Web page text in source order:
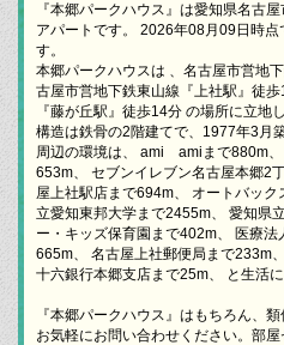
『本郷パークハウス』は愛知県名古
アパートです。 2026年08月09日時
す。
本郷パークハウスは 、名古屋市営地
古屋市営地下鉄東山線『上社駅』徒
『藤が丘駅』徒歩14分 の場所に立地
構造は鉄骨の2階建てで、1977年3月
周辺の環境は、 ami amiまで880m
653m、 セブンイレブン名古屋本郷2
屋上社駅店まで694m、 オートバッ
立愛知東邦大学まで2455m、 愛知県
ー・キッズ保育園まで402m、 医療
665m、 名古屋上社郵便局まで233m
十六銀行本郷支店まで25m、 と生活
『本郷パークハウス』はもちろん、
お気軽にお問い合わせください。部